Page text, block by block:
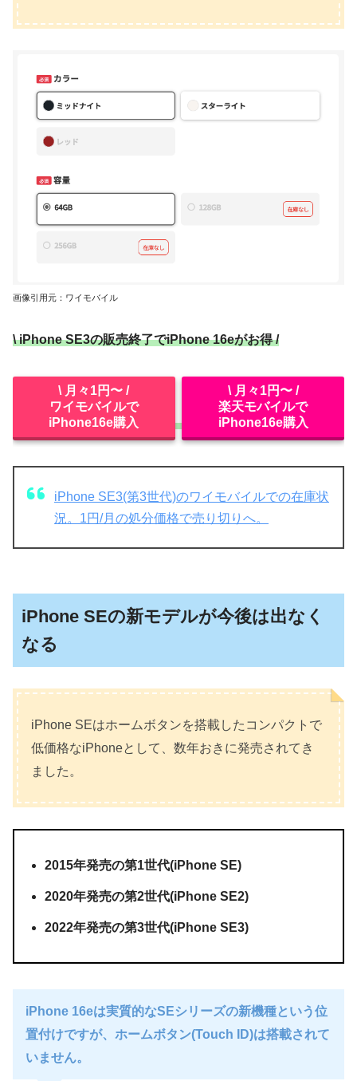
画像引用元：ワイモバイル
\ iPhone SE3の販売終了でiPhone 16eがお得 /
\ 月々1円〜 /
ワイモバイルで
iPhone16e購入
\ 月々1円〜 /
楽天モバイルで
iPhone16e購入
iPhone SE3(第3世代)のワイモバイルでの在庫状
況。1円/月の処分価格で売り切りへ。
iPhone SEの新モデルが今後は出なく
なる
iPhone SEはホームボタンを搭載したコンパクトで
低価格なiPhoneとして、数年おきに発売されてき
ました。
2015年発売の第1世代(iPhone SE)
2020年発売の第2世代(iPhone SE2)
2022年発売の第3世代(iPhone SE3)
iPhone 16eは実質的なSEシリーズの新機種という位
置付けですが、ホームボタン(Touch ID)は搭載されて
いません。